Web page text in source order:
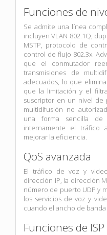
Funciones de
Se admite una línea
incluyen VLAN 802.1Q,
MSTP, protocolo de
control de flujo 802.3x.
que el conmutador
transmisiones de
adecuados, lo que
que la limitación y el
suscriptor en un nivel de
multidifusión no
una forma sencilla
internamente el tráfico
mejorar la eficiencia.
QoS avanzada
El tráfico de voz y
dirección IP, la dirección
número de puerto UDP y
los servicios de voz y
cuando el ancho de banda
Funciones de